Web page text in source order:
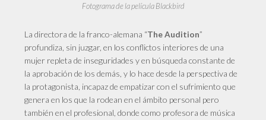
Fotograma de la película Blackbird
La directora de la franco-alemana “The Audition”
profundiza, sin juzgar, en los conflictos interiores de una
mujer repleta de inseguridades y en búsqueda constante de
la aprobación de los demás, y lo hace desde la perspectiva de
la protagonista, incapaz de empatizar con el sufrimiento que
genera en los que la rodean en el ámbito personal pero
también en el profesional, donde como profesora de música